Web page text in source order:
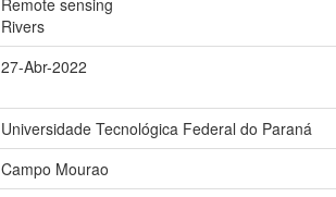
Remote sensing
Rivers
27-Abr-2022
Universidade Tecnológica Federal do Paraná
Campo Mourao